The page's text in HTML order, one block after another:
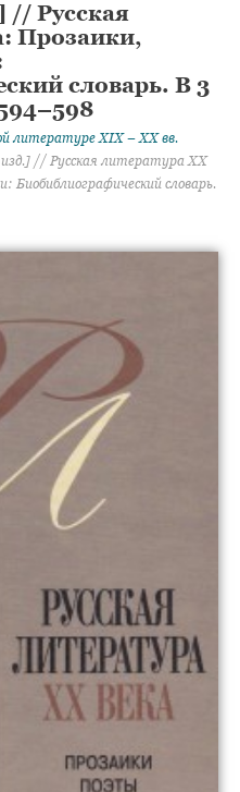
// Русская
Прозаики,
словарь. В 3
литературе XIX – XX вв.
// Русская литература ХХ
словарь.